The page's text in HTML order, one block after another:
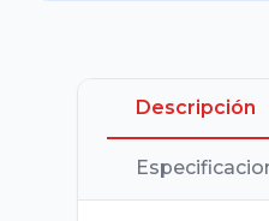
Descripción